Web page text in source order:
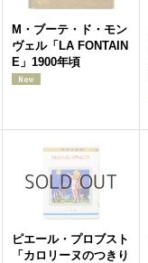
M・ブーテ・ド・モン
ヴェル「LA FONTAIN
E」1900年頃
ピエール・プロブスト
「カロリーヌのつきり